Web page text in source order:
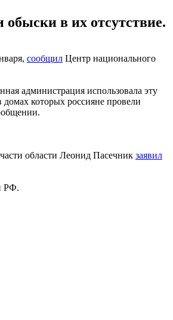
в их отсутствие.
сообщил Центр национального
администрация использовала эту
которых россияне провели
области Леонид Пасечник заявил
РФ.